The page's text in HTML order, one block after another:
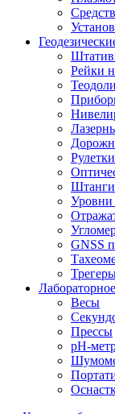
Рейки
Штанги
Уровни
GNSS
Весы
Прессы
pH-